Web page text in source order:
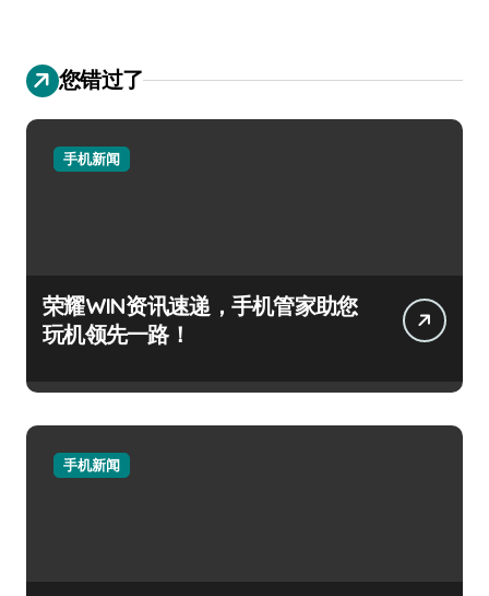
您错过了
手机新闻
荣耀WIN资讯速递，手机管家助您
玩机领先一路！
手机新闻